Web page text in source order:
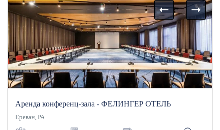
Аренда конференц-зала - ФЕЛИНГЕР ОТЕЛЬ
Ереван, РА